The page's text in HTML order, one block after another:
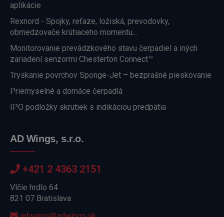
aplikácie
Rexnord - Spojky, reťaze, ložiská, prevodovky,
obmedzovače krútiaceho momentu...
Monitorovanie prevádzkového stavu čerpadiel a iných
zariadení senzormi Chesterton Connect™
Tryskanie povrchov Sponge-Jet – bezprašné pieskovanie
Priemyselné a domáce čerpadlá
IPO podložky skrutiek s indikáciou predpätia
AD Wings, s.r.o.
+421 2 4363 2151
Vlčie hrdlo 64
821 07 Bratislava